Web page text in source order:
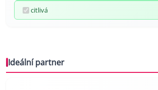
citlivá
Ideální partner